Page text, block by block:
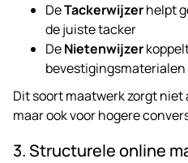
DeTackerwijzerhelpt
de juiste tacker
DeNietenwijzer
bevestigingsmaterialen
Dit soort maatwerk zorgt
maar ook voor hogere
3. Structurele online